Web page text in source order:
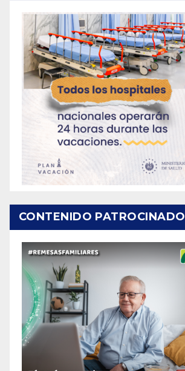
CONTENIDO PATROCINADO